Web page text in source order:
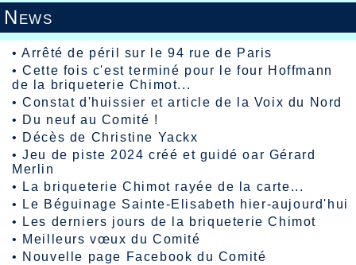
News
•Arrêté de péril sur le 94 rue de Paris
•Cette fois c'est terminé pour le four Hoffmann
de la briqueterie Chimot...
•Constat d'huissier et article de la Voix du Nord
• Du neuf au Comité !
• Décès de Christine Yackx
•Jeu de piste 2024 créé et guidé oar Gérard
Merlin
•
La briqueterie Chimot rayée de la carte...
•
Le Béguinage Sainte-Elisabeth hier-aujourd'hui
•
Les derniers jours de la briqueterie Chimot
• Meilleurs vœux du Comité
• Nouvelle page Facebook du Comité